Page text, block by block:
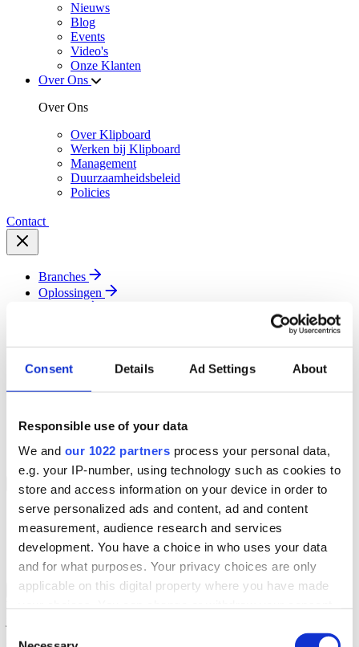
Consent Details Ad Settings About
Responsible use of your data
We and our 1022 partners process your personal data,
e.g. your IP-number, using technology such as cookies to
store and access information on your device in order to
serve personalized ads and content, ad and content
measurement, audience research and services
development. You have a choice in who uses your data
and for what purposes. Your privacy choices are only
applicable on this digital property where you have made
the Privacy trigger icon.
Consent
Nieuws
Blog
Events
Video's
Onze Klanten
Over Ons
Over Ons
Over Klipboard
Werken bij Klipboard
Management
Duurzaamheidsbeleid
Policies
Contact
Branches
Oplossingen
Region
Klantenportaal
Contact
Back to Menu Branches
Groothandel
Automotive
Verhuur
Field Service
Back to Branches
Groothandel Overzicht
Vergroot je ordercapaciteit en verhoog de klanttevredenheid terwijl